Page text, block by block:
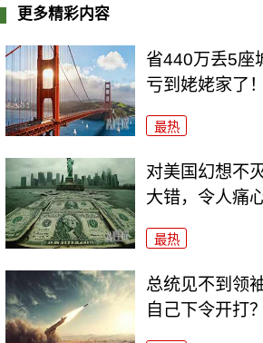
更多精彩内容
省440万丢5座
亏到姥姥家了！
最热
对美国幻想不
大错，令人痛心
最热
总统见不到领
自己下令开打？